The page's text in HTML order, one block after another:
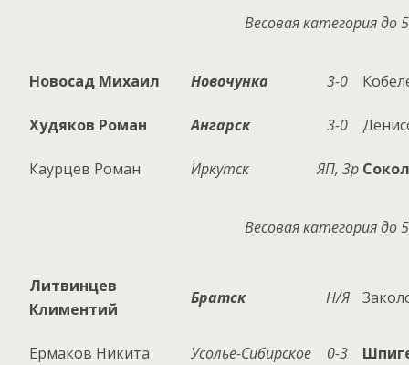
Весовая категория до
Новосад Михаил Новочунка 3-0
Худяков Роман Ангарск 3-0
Каурцев Роман Иркутск ЯП, 3р
Весовая категория до
Литвинцев
Климентий
Братск Н/Я
Ермаков Никита Усолье-Сибирское 0-3